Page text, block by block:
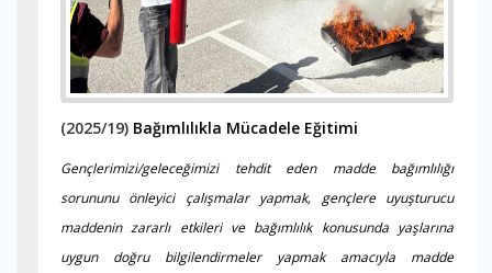
(2025/19) Bağımlılıkla Mücadele Eğitimi
Gençlerimizi/geleceğimizi tehdit eden madde bağımlılığı
sorununu önleyici çalışmalar yapmak, gençlere uyuşturucu
maddenin zararlı etkileri ve bağımlılık konusunda yaşlarına
uygun doğru bilgilendirmeler yapmak amacıyla madde